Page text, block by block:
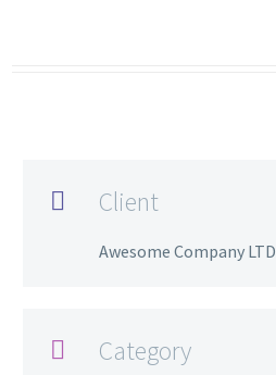
 Client
Awesome Company LTD
 Category